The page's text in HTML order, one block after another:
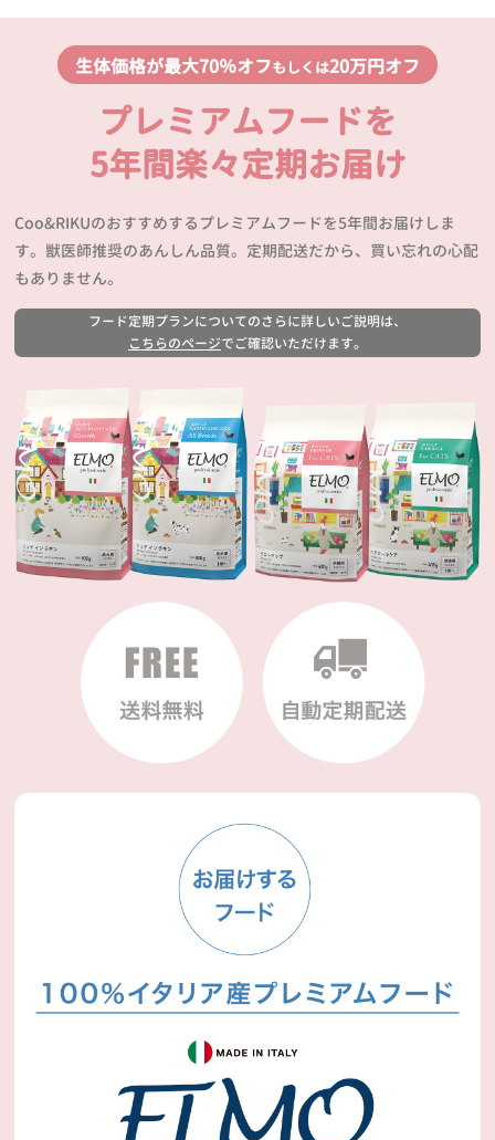
生体価格が最大70％オフもしくは20万円オフ
プレミアムフードを
5年間楽々定期お届け
Coo&RIKUのおすすめするプレミアムフードを5年間お届けしま
す。獣医師推奨のあんしん品質。定期配送だから、買い忘れの心配
もありません。
フード定期プランについてのさらに詳しいご説明は、
こちらのページでご確認いただけます。